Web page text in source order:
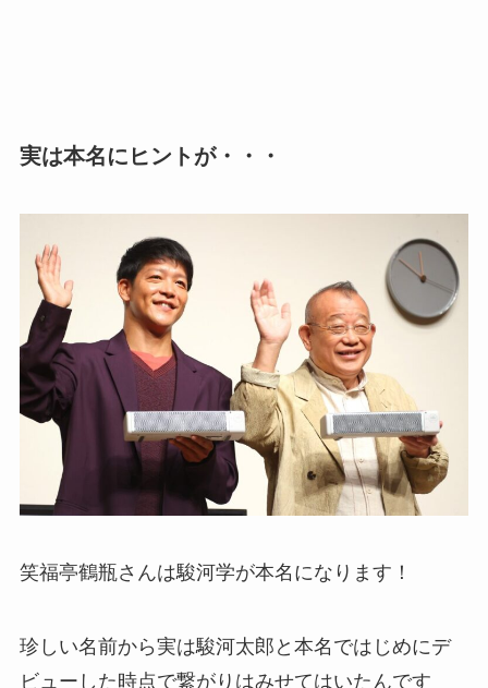
実は本名にヒントが・・・
笑福亭鶴瓶さんは駿河学が本名になります！
珍しい名前から実は駿河太郎と本名ではじめにデ
ビューした時点で繋がりはみせてはいたんです